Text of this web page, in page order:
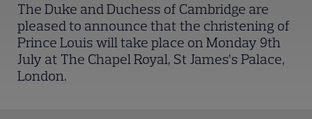
The Duke and Duchess of Cambridge are
pleased to announce that the christening of
Prince Louis will take place on Monday 9th
July at The Chapel Royal, St James’s Palace,
London.